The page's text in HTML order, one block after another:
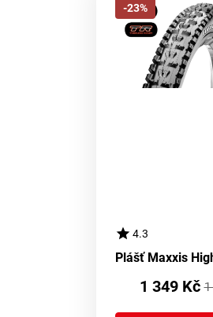
-23%
4.3
1 349 Kč 1